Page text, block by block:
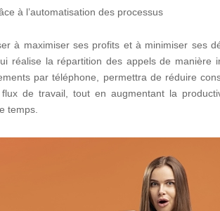
à l’automatisation des processus
à maximiser ses profits et à minimiser ses
réalise la répartition des appels de manière
par téléphone, permettra de réduire
de travail, tout en augmentant la
temps.